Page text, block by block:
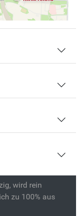
wird rein
zu 100% aus